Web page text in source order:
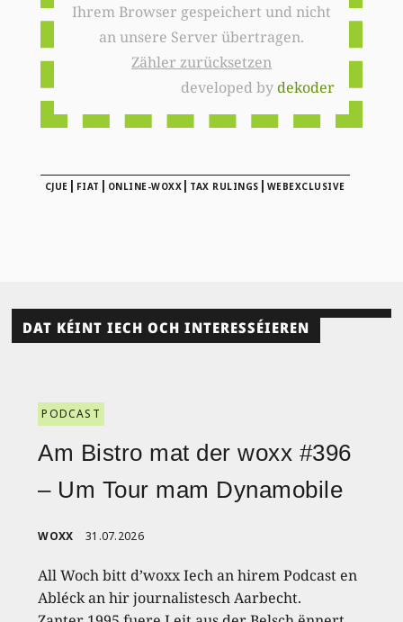
Ihrem Browser gespeichert und nicht
an unsere Server übertragen.
Zähler zurücksetzen
developed bydekoder
CJUE | FIAT | ONLINE-WOXX | TAX RULINGS | WEBEXCLUSIVE
DAT KÉINT IECH OCH INTERESSÉIEREN
PODCAST
Am Bistro mat der woxx #396
– Um Tour mam Dynamobile
WOXX 31.07.2026
All Woch bitt d’woxx Iech an hirem Podcast en
Abléck an hir journalistesch Aarbecht.